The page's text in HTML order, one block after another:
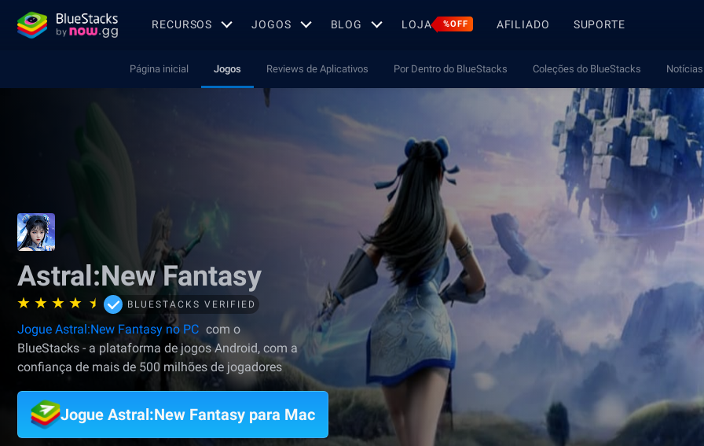
RECURSOS JOGOS BLOG LOJA %OFF AFILIADO SUPORTE
Página inicial Jogos Reviews de Aplicativos Por Dentro do BlueStacks Coleções do BlueStacks Notícias
Astral:New Fantasy
BLUESTACKS VERIFIED
Jogue Astral:New Fantasy no PC com o
BlueStacks - a plataforma de jogos Android, com a
confiança de mais de 500 milhões de jogadores
Jogue Astral:New Fantasy para Mac